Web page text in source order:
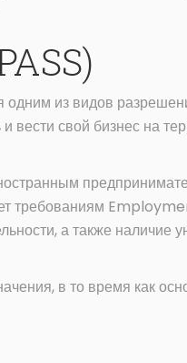
из видов
вести свой бизнес на
требованиям
а также наличие
в то время как